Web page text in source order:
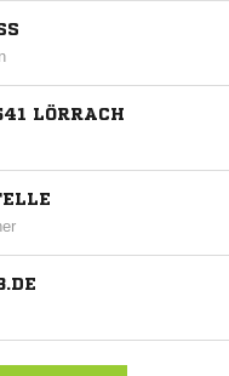
LÖRRACH